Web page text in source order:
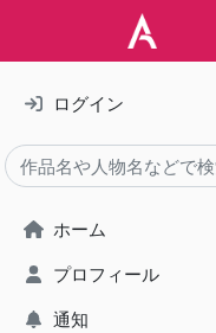
ログイン
ホーム
プロフィール
通知